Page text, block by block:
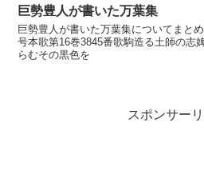
巨勢豊人が書いた万葉集
巨勢豊人が書いた万葉集についてまと
号本歌第16巻3845番歌駒造る土師の志
らむその黒色を
スポンサー